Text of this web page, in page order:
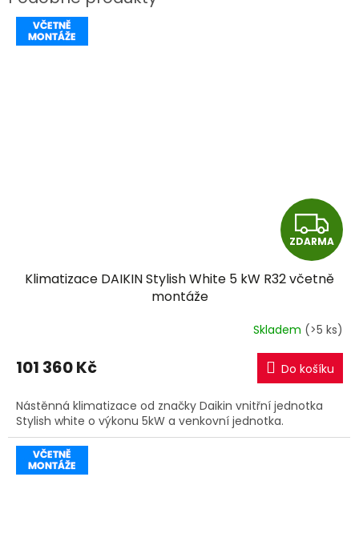
Z
D
A
R
M
A
ZDARMA
Klimatizace DAIKIN Stylish White 5 kW R32 včetně
montáže
Skladem (>5 ks)
101 360 Kč Do košíku
Nástěnná klimatizace od značky Daikin vnitřní jednotka
Stylish white o výkonu 5kW a venkovní jednotka.